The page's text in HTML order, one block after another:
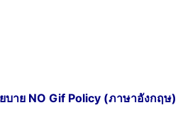
าย NO Gif Policy (ภาษาอังกฤษ)